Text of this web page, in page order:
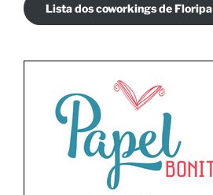
Lista dos coworkings de Floripa